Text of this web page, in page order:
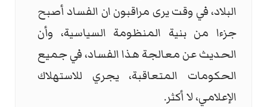
البلاد، في وقت يرى مراقبون ان الفساد أصبح
جزءا من بنية المنظومة السياسية، وأن
الحديث عن معالجة هذا الفساد، في جميع
الحكومات المتعاقبة، يجري للاستهلاك
الإعلامي، لا أكثر.